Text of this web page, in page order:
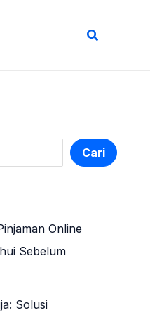
Cari
Cari
Online
Sebelum
Solusi